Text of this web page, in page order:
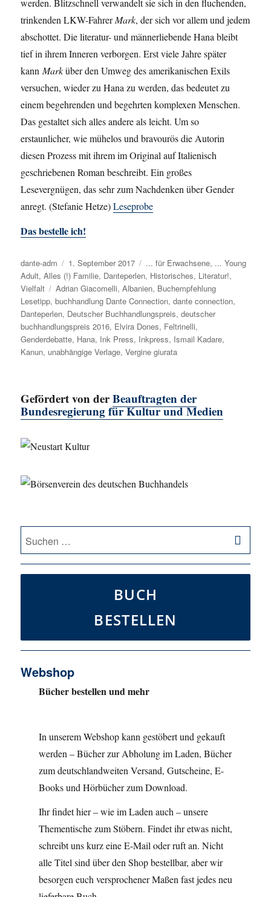
werden. Blitzschnell verwandelt sie sich in den fluchenden,
trinkenden LKW-FahrerMark, der sich vor allem und jedem
abschottet. Die literatur- und männerliebende Hana bleibt
tief in ihrem Inneren verborgen. Erst viele Jahre später
kann Marküber den Umweg des amerikanischen Exils
versuchen, wieder zu Hana zu werden, das bedeutet zu
einem begehrenden und begehrten komplexen Menschen.
Das gestaltet sich alles andere als leicht. Um so
erstaunlicher, wie mühelos und bravourös die Autorin
diesen Prozess mit ihrem im Original auf Italienisch
geschriebenen Roman beschreibt. Ein großes
Lesevergnügen, das sehr zum Nachdenken über Gender
anregt. (Stefanie Hetze)Leseprobe
Das bestelle ich!
Autor
dante-adm
Veröffentlicht
am
1. September 2017 Kategorien
... für Erwachsene, ... Young
Adult,Alles (!) Familie, Danteperlen, Historisches, Literatur!,
Vielfalt
Schlagwörter
Adrian Giacomelli,Albanien, Buchempfehlung
Lesetipp,buchhandlung Dante Connection,dante connection,
Danteperlen, Deutscher Buchhandlungspreis,deutscher
buchhandlungspreis 2016, Elvira Dones, Feltrinelli,
Genderdebatte, Hana, Ink Press, Inkpress, Ismail Kadare,
Kanun, unabhängige Verlage,Vergine giurata
Gefördert von derBeauftragten der
Bundesregierung für Kultur und Medien
Suche
nach:
BUCH
BESTELLEN
Webshop
Bücher bestellen und mehr
In unserem Webshop kann gestöbert und gekauft
werden – Bücher zur Abholung im Laden, Bücher
zum deutschlandweiten Versand, Gutscheine, E-
Books und Hörbücher zum Download.
Ihr findet hier – wie im Laden auch – unsere
Thementische zum Stöbern. Findet ihr etwas nicht,
schreibt uns kurz eine E-Mail oder ruft an. Nicht
alle Titel sind über den Shop bestellbar, aber wir
besorgen euch versprochener Maßen fast jedes neu